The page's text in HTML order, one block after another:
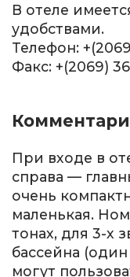
В отеле
удобствами.
Телефон:
Факс: +(2069)
При входе в
справа —
очень
маленькая.
тонах, для 3-х
бассейна
могут